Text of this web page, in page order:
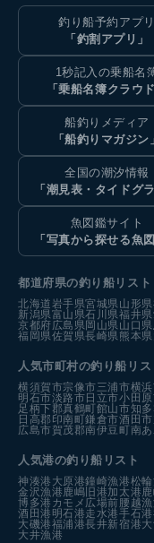
釣り船予約アプリ
「釣割アプリ」
1秒記入の乗船名
「乗船名簿クラウド
船釣りメディア
「船釣りマガジン」
全国の潮汐情報
「潮見表・タイドグラ
魚図鑑サイト
「写真から探せる魚図
都道府県の釣り船リスト
北海道岩手県宮城県山形県
新潟県富山県石川県福井県
京都府広島県岡山県山口県
福岡県佐賀県長崎県熊本県
人気市町村の釣り船リス
横須賀市宗像市三浦市横
明石市淡路市 日立市小田
足柄下郡真鶴町館山市知
日高郡印南町鎌倉市酒田市
広島市賀茂郡南伊豆町南
人気港の釣り船リスト
神湊港 大原港鐘崎漁港松
金沢漁港鹿嶋旧港加太港
博多港カモメ広場前 腰越
酒田港 明石港走水港手石港
大磯港福浦港長井新宿港
大井漁港